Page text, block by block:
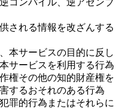
される情報を改ざんする
本サービスの目的に反し
サービスを利用する行為
権その他の知的財産権を
するおそれのある行為
罪的行為またはそれらに